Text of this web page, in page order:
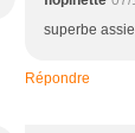
superbe
Répondre